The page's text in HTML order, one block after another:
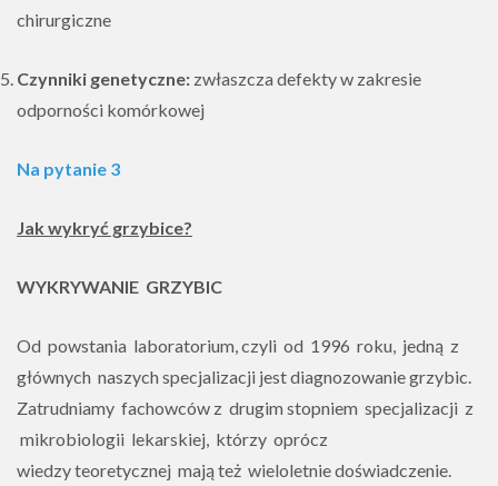
chirurgiczne
Czynniki genetyczne: zwłaszcza defekty w zakresie
odporności komórkowej
Na pytanie 3
Jak wykryć grzybice?
WYKRYWANIE GRZYBIC
Od powstania laboratorium, czyli od 1996 roku, jedną z
głównych naszych specjalizacji jest diagnozowanie grzybic.
Zatrudniamy fachowców z drugim stopniem specjalizacji z
mikrobiologii lekarskiej, którzy oprócz
wiedzy teoretycznej mają też wieloletnie doświadczenie.